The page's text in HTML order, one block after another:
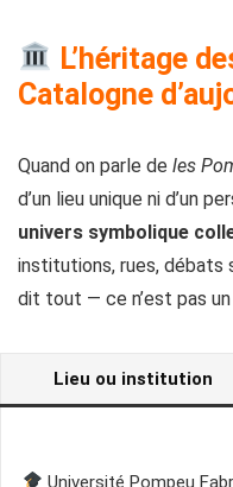
L’héritage
Catalogne
Quand on parle de les
d’un lieu unique ni d’un
univers symbolique
institutions, rues, débats
dit tout — ce n’est pas
Lieu ou institution
Université Pompeu